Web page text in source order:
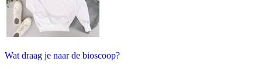
Wat draag je naar de bioscoop?